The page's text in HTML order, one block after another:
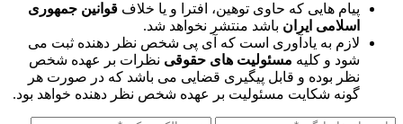
پیام هایی که حاوی توهین، افترا و یا خلاف قوانین جمهوری
اسلامی ایران باشد منتشر نخواهد شد.
لازم به یادآوری است که آی پی شخص نظر دهنده ثبت می
شود و کلیه مسئولیت های حقوقی نظرات بر عهده شخص
نظر بوده و قابل پیگیری قضایی می باشد که در صورت هر
گونه شکایت مسئولیت بر عهده شخص نظر دهنده خواهد بود.